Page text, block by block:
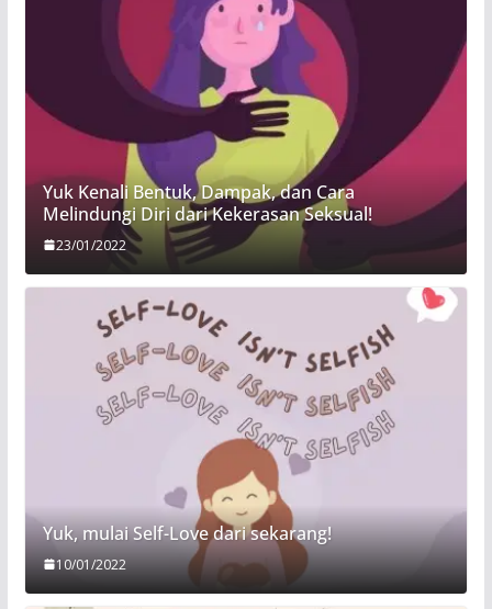
Yuk Kenali Bentuk, Dampak, dan Cara
Melindungi Diri dari Kekerasan Seksual!
23/01/2022
Yuk, mulai Self-Love dari sekarang!
10/01/2022